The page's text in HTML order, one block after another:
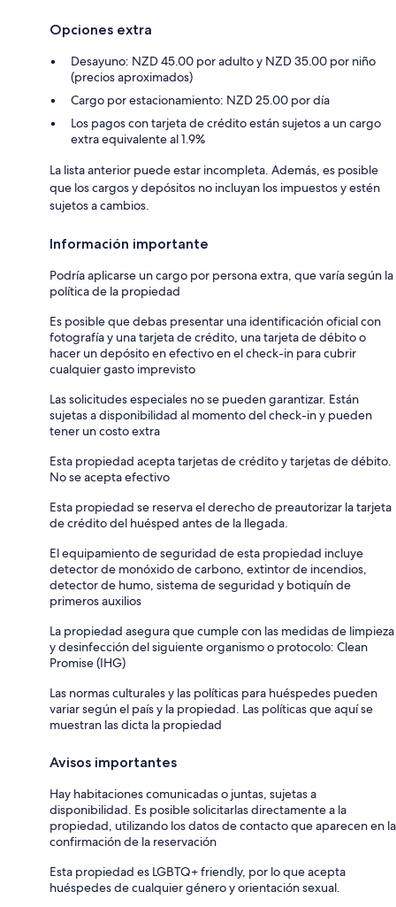
Opciones extra
Desayuno: NZD 45.00 por adulto y NZD 35.00 por niño
(precios aproximados)
Cargo por estacionamiento: NZD 25.00 por día
Los pagos con tarjeta de crédito están sujetos a un cargo
extra equivalente al 1.9%
La lista anterior puede estar incompleta. Además, es posible
que los cargos y depósitos no incluyan los impuestos y estén
sujetos a cambios.
Información importante
Podría aplicarse un cargo por persona extra, que varía según la
política de la propiedad
Es posible que debas presentar una identificación oficial con
fotografía y una tarjeta de crédito, una tarjeta de débito o
hacer un depósito en efectivo en el check-in para cubrir
cualquier gasto imprevisto
Las solicitudes especiales no se pueden garantizar. Están
sujetas a disponibilidad al momento del check-in y pueden
tener un costo extra
Esta propiedad acepta tarjetas de crédito y tarjetas de débito.
No se acepta efectivo
Esta propiedad se reserva el derecho de preautorizar la tarjeta
de crédito del huésped antes de la llegada.
El equipamiento de seguridad de esta propiedad incluye
detector de monóxido de carbono, extintor de incendios,
detector de humo, sistema de seguridad y botiquín de
primeros auxilios
La propiedad asegura que cumple con las medidas de limpieza
y desinfección del siguiente organismo o protocolo: Clean
Promise (IHG)
Las normas culturales y las políticas para huéspedes pueden
variar según el país y la propiedad. Las políticas que aquí se
muestran las dicta la propiedad
Avisos importantes
Hay habitaciones comunicadas o juntas, sujetas a
disponibilidad. Es posible solicitarlas directamente a la
propiedad, utilizando los datos de contacto que aparecen en la
confirmación de la reservación
Esta propiedad es LGBTQ+ friendly, por lo que acepta
huéspedes de cualquier género y orientación sexual.